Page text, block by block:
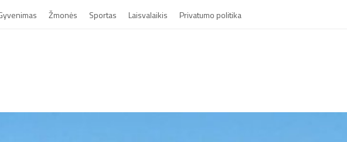
Žmonės Sportas Laisvalaikis Privatumo politika